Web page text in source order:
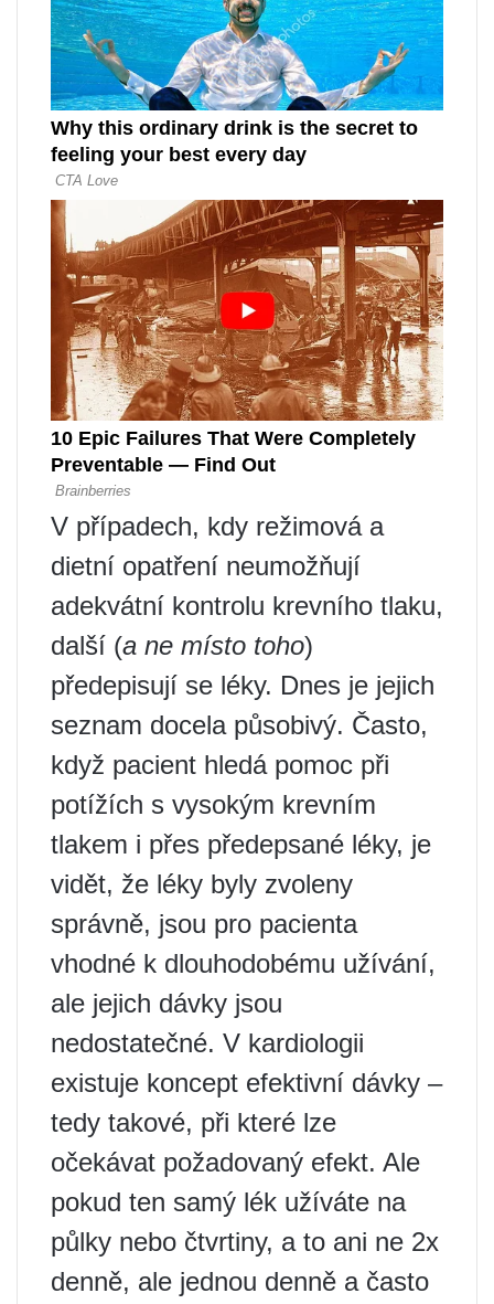
V případech, kdy režimová a
dietní opatření neumožňují
adekvátní kontrolu krevního tlaku,
další (a ne místo toho)
předepisují se léky. Dnes je jejich
seznam docela působivý. Často,
když pacient hledá pomoc při
potížích s vysokým krevním
tlakem i přes předepsané léky, je
vidět, že léky byly zvoleny
správně, jsou pro pacienta
vhodné k dlouhodobému užívání,
ale jejich dávky jsou
nedostatečné. V kardiologii
existuje koncept efektivní dávky –
tedy takové, při které lze
očekávat požadovaný efekt. Ale
pokud ten samý lék užíváte na
půlky nebo čtvrtiny, a to ani ne 2x
denně, ale jednou denně a často